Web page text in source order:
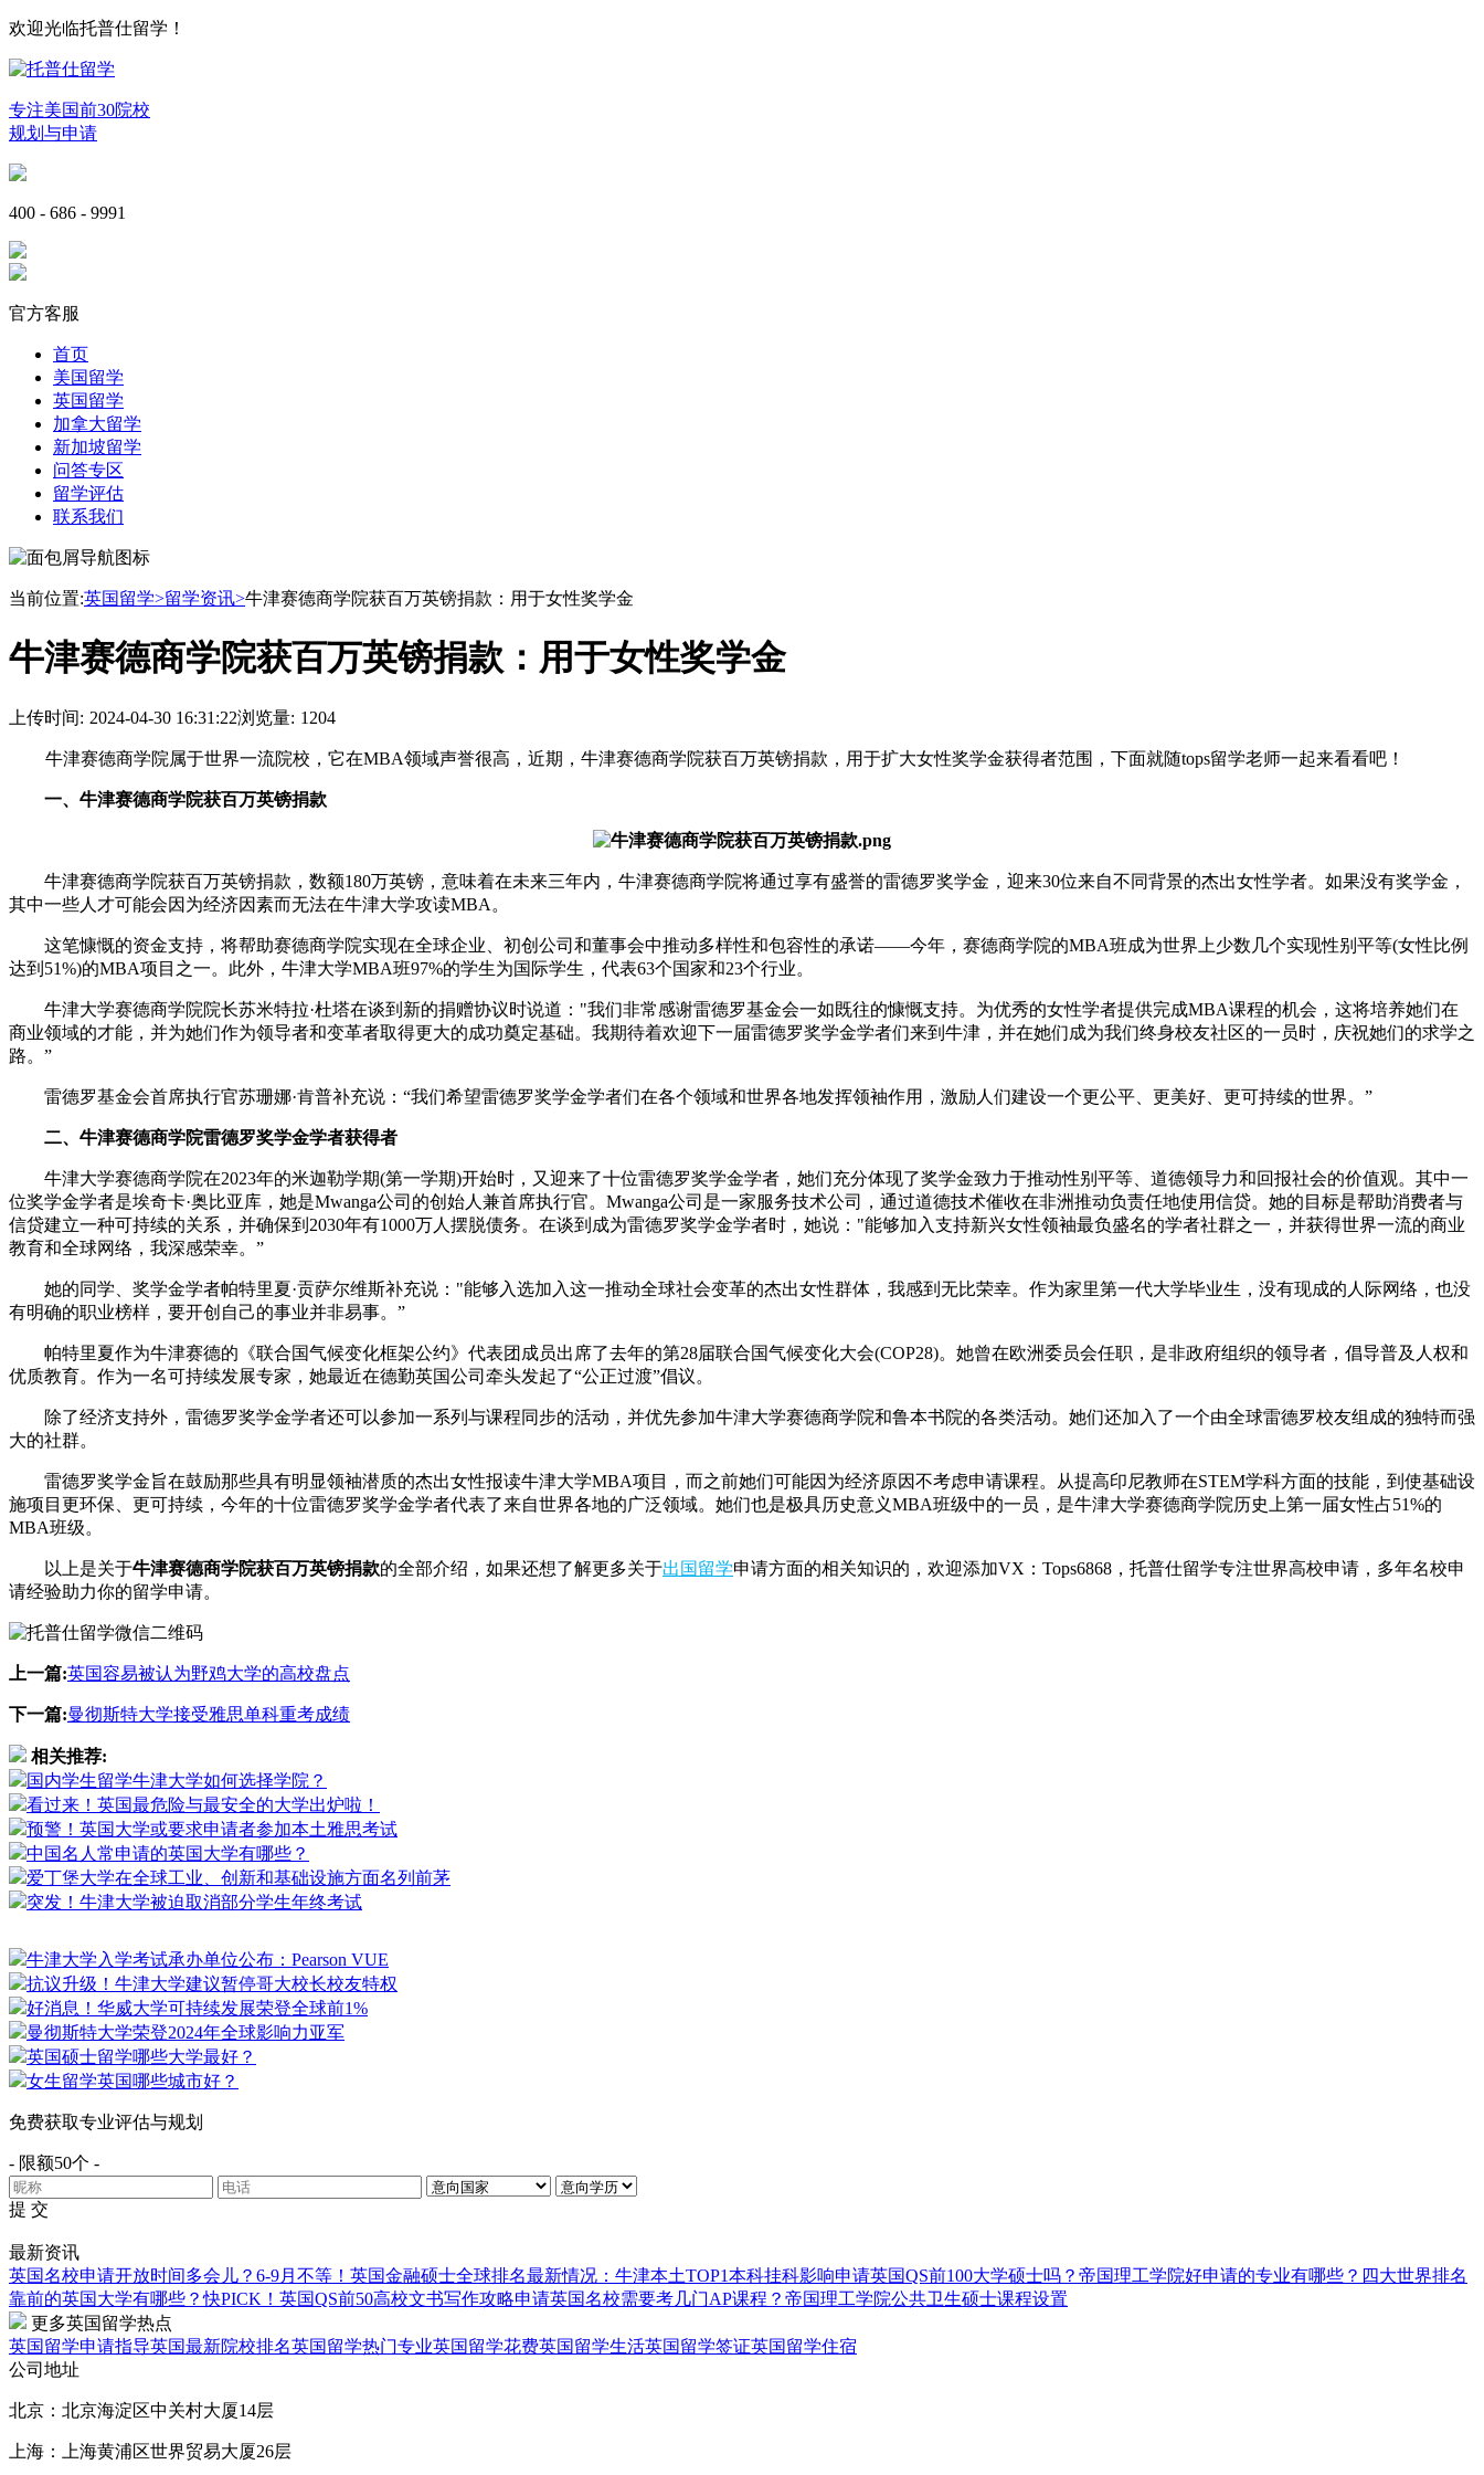
欢迎光临托普仕留学！
专注美国前30院校
规划与申请
400 - 686 - 9991
官方客服
首页
美国留学
英国留学
加拿大留学
新加坡留学
问答专区
留学评估
联系我们
当前位置:英国留学>留学资讯>牛津赛德商学院获百万英镑捐款：用于女性奖学金
牛津赛德商学院获百万英镑捐款：用于女性奖学金
上传时间: 2024-04-30 16:31:22浏览量: 1204
牛津赛德商学院属于世界一流院校，它在MBA领域声誉很高，近期，牛津赛德商学院获百万英镑捐款，用于扩大女性奖学金获得者范围，下面就随tops留学老师一起来看看吧！
一、牛津赛德商学院获百万英镑捐款
牛津赛德商学院获百万英镑捐款，数额180万英镑，意味着在未来三年内，牛津赛德商学院将通过享有盛誉的雷德罗奖学金，迎来30位来自不同背景的杰出女性学者。如果没有奖学金，
其中一些人才可能会因为经济因素而无法在牛津大学攻读MBA。
这笔慷慨的资金支持，将帮助赛德商学院实现在全球企业、初创公司和董事会中推动多样性和包容性的承诺——今年，赛德商学院的MBA班成为世界上少数几个实现性别平等(女性比例
达到51%)的MBA项目之一。此外，牛津大学MBA班97%的学生为国际学生，代表63个国家和23个行业。
牛津大学赛德商学院院长苏米特拉·杜塔在谈到新的捐赠协议时说道："我们非常感谢雷德罗基金会一如既往的慷慨支持。为优秀的女性学者提供完成MBA课程的机会，这将培养她们在
商业领域的才能，并为她们作为领导者和变革者取得更大的成功奠定基础。我期待着欢迎下一届雷德罗奖学金学者们来到牛津，并在她们成为我们终身校友社区的一员时，庆祝她们的求学之
路。”
雷德罗基金会首席执行官苏珊娜·肯普补充说：“我们希望雷德罗奖学金学者们在各个领域和世界各地发挥领袖作用，激励人们建设一个更公平、更美好、更可持续的世界。”
二、牛津赛德商学院雷德罗奖学金学者获得者
牛津大学赛德商学院在2023年的米迦勒学期(第一学期)开始时，又迎来了十位雷德罗奖学金学者，她们充分体现了奖学金致力于推动性别平等、道德领导力和回报社会的价值观。其中一
位奖学金学者是埃奇卡·奥比亚库，她是Mwanga公司的创始人兼首席执行官。Mwanga公司是一家服务技术公司，通过道德技术催收在非洲推动负责任地使用信贷。她的目标是帮助消费者与
信贷建立一种可持续的关系，并确保到2030年有1000万人摆脱债务。在谈到成为雷德罗奖学金学者时，她说："能够加入支持新兴女性领袖最负盛名的学者社群之一，并获得世界一流的商业
教育和全球网络，我深感荣幸。”
她的同学、奖学金学者帕特里夏·贡萨尔维斯补充说："能够入选加入这一推动全球社会变革的杰出女性群体，我感到无比荣幸。作为家里第一代大学毕业生，没有现成的人际网络，也没
有明确的职业榜样，要开创自己的事业并非易事。”
帕特里夏作为牛津赛德的《联合国气候变化框架公约》代表团成员出席了去年的第28届联合国气候变化大会(COP28)。她曾在欧洲委员会任职，是非政府组织的领导者，倡导普及人权和
优质教育。作为一名可持续发展专家，她最近在德勤英国公司牵头发起了“公正过渡”倡议。
除了经济支持外，雷德罗奖学金学者还可以参加一系列与课程同步的活动，并优先参加牛津大学赛德商学院和鲁本书院的各类活动。她们还加入了一个由全球雷德罗校友组成的独特而强
大的社群。
雷德罗奖学金旨在鼓励那些具有明显领袖潜质的杰出女性报读牛津大学MBA项目，而之前她们可能因为经济原因不考虑申请课程。从提高印尼教师在STEM学科方面的技能，到使基础设
施项目更环保、更可持续，今年的十位雷德罗奖学金学者代表了来自世界各地的广泛领域。她们也是极具历史意义MBA班级中的一员，是牛津大学赛德商学院历史上第一届女性占51%的
MBA班级。
以上是关于牛津赛德商学院获百万英镑捐款的全部介绍，如果还想了解更多关于出国留学申请方面的相关知识的，欢迎添加VX：Tops6868，托普仕留学专注世界高校申请，多年名校申
请经验助力你的留学申请。
上一篇:英国容易被认为野鸡大学的高校盘点
下一篇:曼彻斯特大学接受雅思单科重考成绩
相关推荐:
国内学生留学牛津大学如何选择学院？
看过来！英国最危险与最安全的大学出炉啦！
预警！英国大学或要求申请者参加本土雅思考试
中国名人常申请的英国大学有哪些？
爱丁堡大学在全球工业、创新和基础设施方面名列前茅
突发！牛津大学被迫取消部分学生年终考试
牛津大学入学考试承办单位公布：Pearson VUE
抗议升级！牛津大学建议暂停哥大校长校友特权
好消息！华威大学可持续发展荣登全球前1%
曼彻斯特大学荣登2024年全球影响力亚军
英国硕士留学哪些大学最好？
女生留学英国哪些城市好？
免费获取专业评估与规划
- 限额50个 -
提 交
最新资讯
英国名校申请开放时间多会儿？6-9月不等！ 英国金融硕士全球排名最新情况：牛津本土TOP1本科挂科影响申请英国QS前100大学硕士吗？ 帝国理工学院好申请的专业有哪些？ 四大世界排名
靠前的英国大学有哪些？快PICK！英国QS前50高校文书写作攻略申请英国名校需要考几门AP课程？ 帝国理工学院公共卫生硕士课程设置
更多英国留学热点
英国留学申请指导英国最新院校排名英国留学热门专业英国留学花费英国留学生活英国留学签证英国留学住宿
公司地址
北京：北京海淀区中关村大厦14层
上海：上海黄浦区世界贸易大厦26层